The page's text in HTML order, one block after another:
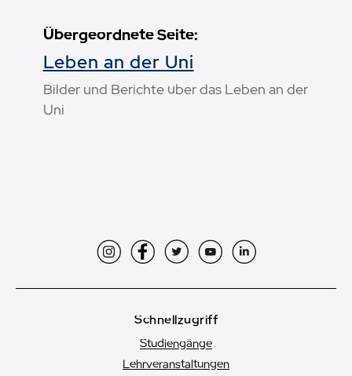
Übergeordnete Seite:
Leben an der Uni
Bilder und Berichte über das Leben an der
Uni
InstagramFacebookTwitterYouTubeLinkedIn
Schnellzugriff
Studiengänge
Lehrveranstaltungen